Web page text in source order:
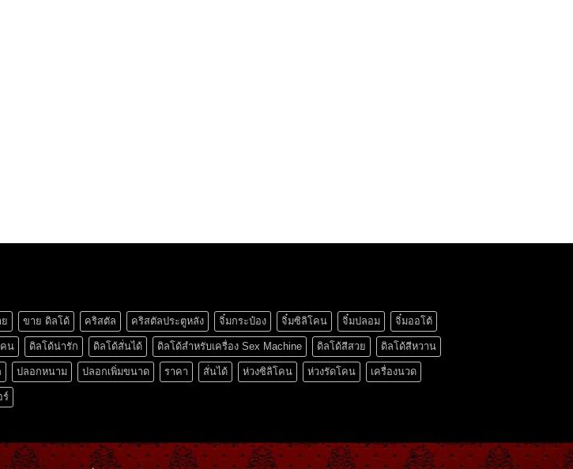
ขาย ดิลโด้ คริสตัล คริสตัลประตูหลัง จิ๋มกระป๋อง จิ๋มซิลิโคน จิ๋มปลอม จิ๋มออโต้
น ดิลโด้น่ารัก ดิลโด้สั่นได้ ดิลโด้สำหรับเครื่อง Sex Machine ดิลโด้สีสวย ดิลโด้สีหวาน
ปลอกหนาม ปลอกเพิ่มขนาด ราคา สั่นได้ ห่วงซิลิโคน ห่วงรัดโคน เครื่องนวด
ร์